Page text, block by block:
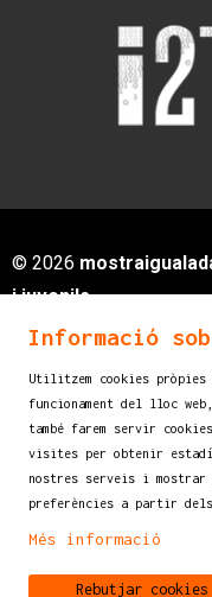
© 2026
i juvenils
Servei de Cultura -
08700 IGUALADA
info@mostraigualada.cat
Sitemap | Avís
Contacte
Link aLink a
Informació
Utilitzem cookies
funcionament del lloc
també farem servir
visites per obtenir
nostres serveis i mostrar
preferències a partir dels
Més informació
Rebutjar cookies